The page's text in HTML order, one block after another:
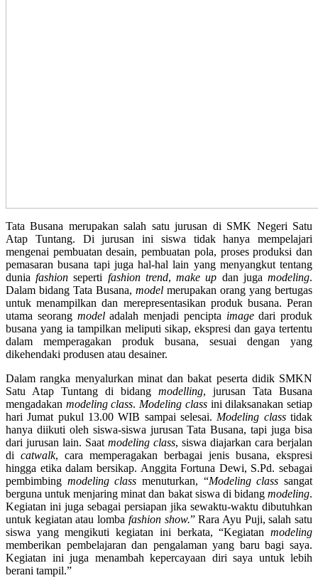
Tata Busana merupakan salah satu jurusan di SMK Negeri Satu
Atap Tuntang. Di jurusan ini siswa tidak hanya mempelajari
mengenai pembuatan desain, pembuatan pola, proses produksi dan
pemasaran busana tapi juga hal-hal lain yang menyangkut tentang
duniafashionseperti fashion trend,make up dan jugamodeling.
Dalam bidang Tata Busana, model merupakan orang yang bertugas
untuk menampilkan dan merepresentasikan produk busana. Peran
utama seorang modeladalah menjadi penciptaimagedari produk
busana yang ia tampilkan meliputi sikap, ekspresi dan gaya tertentu
dalam memperagakan produk busana, sesuai dengan yang
dikehendaki produsen atau desainer.
Dalam rangka menyalurkan minat dan bakat peserta didik SMKN
Satu Atap Tuntang di bidang modelling, jurusan Tata Busana
mengadakan modeling class.Modeling classini dilaksanakan setiap
hari Jumat pukul 13.00 WIB sampai selesai.Modeling classtidak
hanya diikuti oleh siswa-siswa jurusan Tata Busana, tapi juga bisa
dari jurusan lain. Saat modeling class, siswa diajarkan cara berjalan
di catwalk, cara memperagakan berbagai jenis busana, ekspresi
hingga etika dalam bersikap. Anggita Fortuna Dewi, S.Pd. sebagai
pembimbing modeling class menuturkan, “Modeling class sangat
berguna untuk menjaring minat dan bakat siswa di bidang modeling.
Kegiatan ini juga sebagai persiapan jika sewaktu-waktu dibutuhkan
untuk kegiatan atau lomba fashion show.” Rara Ayu Puji, salah satu
siswa yang mengikuti kegiatan ini berkata, “Kegiatan modeling
memberikan pembelajaran dan pengalaman yang baru bagi saya.
Kegiatan ini juga menambah kepercayaan diri saya untuk lebih
berani tampil.”